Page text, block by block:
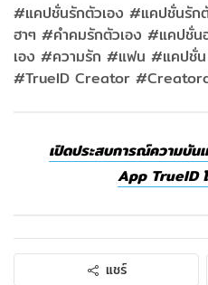
#แคปชั่นรักตัวเอง #แคปชั่นรัก
ฮาๆ #คำคมรักตัวเอง #แคปชั่
เอง #ความรัก #แฟน #แคปชั่
#TrueID Creator
เปิดประสบการณ์ความบั
App TrueID
แชร์